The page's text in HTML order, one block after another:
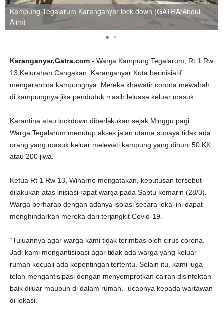
Kampung Tegalarum Karanganyar lock down (GATRA/Abdul
Alim)
Karanganyar,Gatra.com - Warga Kampung Tegalarum, Rt 1 Rw
13 Kelurahan Cangakan, Karanganyar Kota berinisiatif
mengarantina kampungnya. Mereka khawatir corona mewabah
di kampungnya jika penduduk masih leluasa keluar masuk.
Karantina atau lockdown diberlakukan sejak Minggu pagi.
Warga Tegalarum menutup akses jalan utama supaya tidak ada
orang yang masuk keluar melewati kampung yang dihuni 50 KK
atau 200 jiwa.
Ketua Rt 1 Rw 13, Winarno mengatakan, keputusan tersebut
dilakukan atas inisiasi rapat warga pada Sabtu kemarin (28/3).
Warga berharap dengan adanya isolasi secara lokal ini dapat
menghindarkan mereka dari terjangkit Covid-19.
“Tujuannya agar warga kami tidak terimbas oleh cirus corona.
Jadi kami mengantisipasi agar tidak ada warga yang keluar
rumah kecuali ada kepentingan tertentu. Selain itu, kami juga
telah mengantisipasi dengan menyemprotkan cairan disinfektan
baik diluar maupun di dalam rumah,” ucapnya kepada wartawan
di lokasi.